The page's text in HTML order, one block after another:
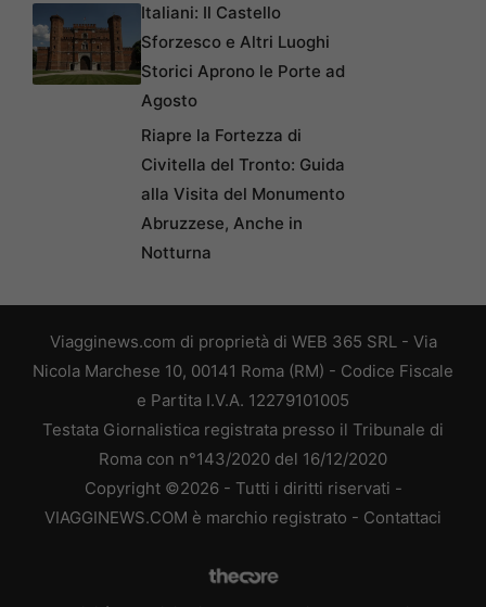
Italiani: Il Castello
Sforzesco e Altri Luoghi
Storici Aprono le Porte ad
Agosto
Riapre la Fortezza di
Civitella del Tronto: Guida
alla Visita del Monumento
Abruzzese, Anche in
Notturna
Viagginews.com di proprietà di WEB 365 SRL - Via
Nicola Marchese 10, 00141 Roma (RM) - Codice Fiscale
e Partita I.V.A. 12279101005
Testata Giornalistica registrata presso il Tribunale di
Roma con n°143/2020 del 16/12/2020
Copyright ©2026 - Tutti i diritti riservati -
VIAGGINEWS.COM è marchio registrato - Contattaci